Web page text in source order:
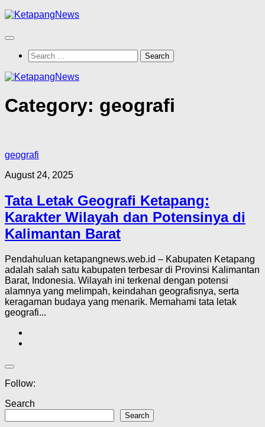
Skip
content
Search
for:
Category: geografi
geografi
August 24, 2025
Tata Letak Geografi Ketapang:
Karakter Wilayah dan Potensinya di
Kalimantan Barat
Pendahuluan ketapangnews.web.id – Kabupaten Ketapang
adalah salah satu kabupaten terbesar di Provinsi Kalimantan
Barat, Indonesia. Wilayah ini terkenal dengan potensi
alamnya yang melimpah, keindahan geografisnya, serta
keragaman budaya yang menarik. Memahami tata letak
geografi...
Follow:
Search
Search